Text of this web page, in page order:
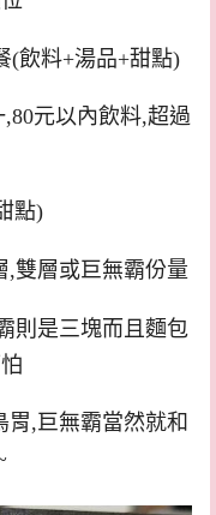
(飲料+湯品+甜點)
元以內飲料,超過
點)
,雙層或巨無霸份量
則是三塊而且麵包
,巨無霸當然就和